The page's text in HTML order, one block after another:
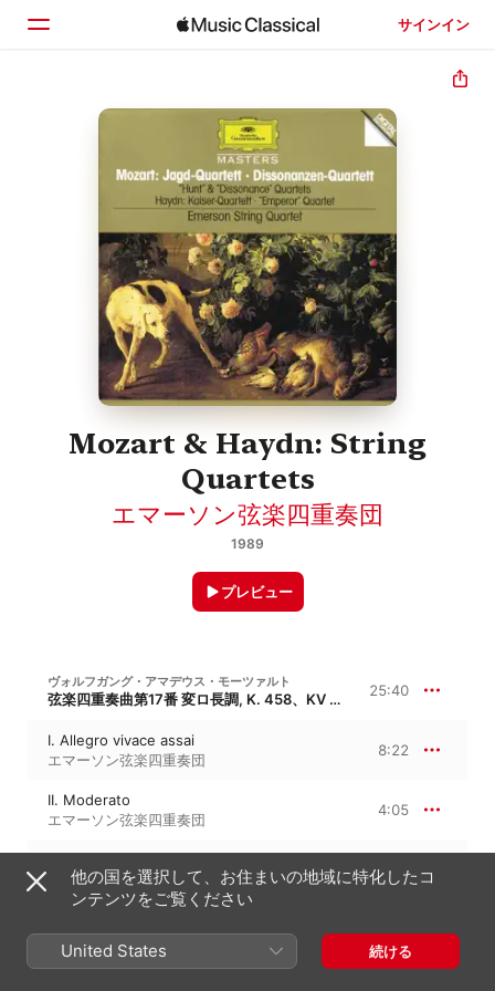
サインイン
ホーム
Mozart & Haydn: String
Quartets
エマーソン弦楽四重奏団
1989
プレビュー
ヴォルフガング・アマデウス・モーツァルト
弦楽四重奏曲第17番 変ロ長調, K. 458、KV 458、“ハイドン四重奏曲第4番「狩り」” 25:40
I. Allegro vivace assai
エマーソン弦楽四重奏団
8:22
II. Moderato
エマーソン弦楽四重奏団
4:05
III. Adagio
エマーソン弦楽四重奏団
7:05
エマーソン弦楽四重奏団
他の国を選択して、お住まいの地域に特化したコ
ンテンツをご覧ください
United States 続ける